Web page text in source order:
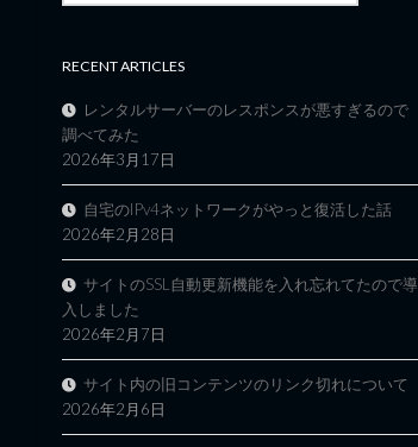
RECENT ARTICLES
レンタルサーバーのレスポンスが悪すぎるので
調べてみた
2026年3月17日
自宅のIPv4ネットワークがやっと復活した話
2026年2月28日
サイトのSSL自動更新機能を入れ忘れてたので導
入しました
2026年2月7日
サイト内の旧コンテンツのリンク切れについて
2026年2月6日